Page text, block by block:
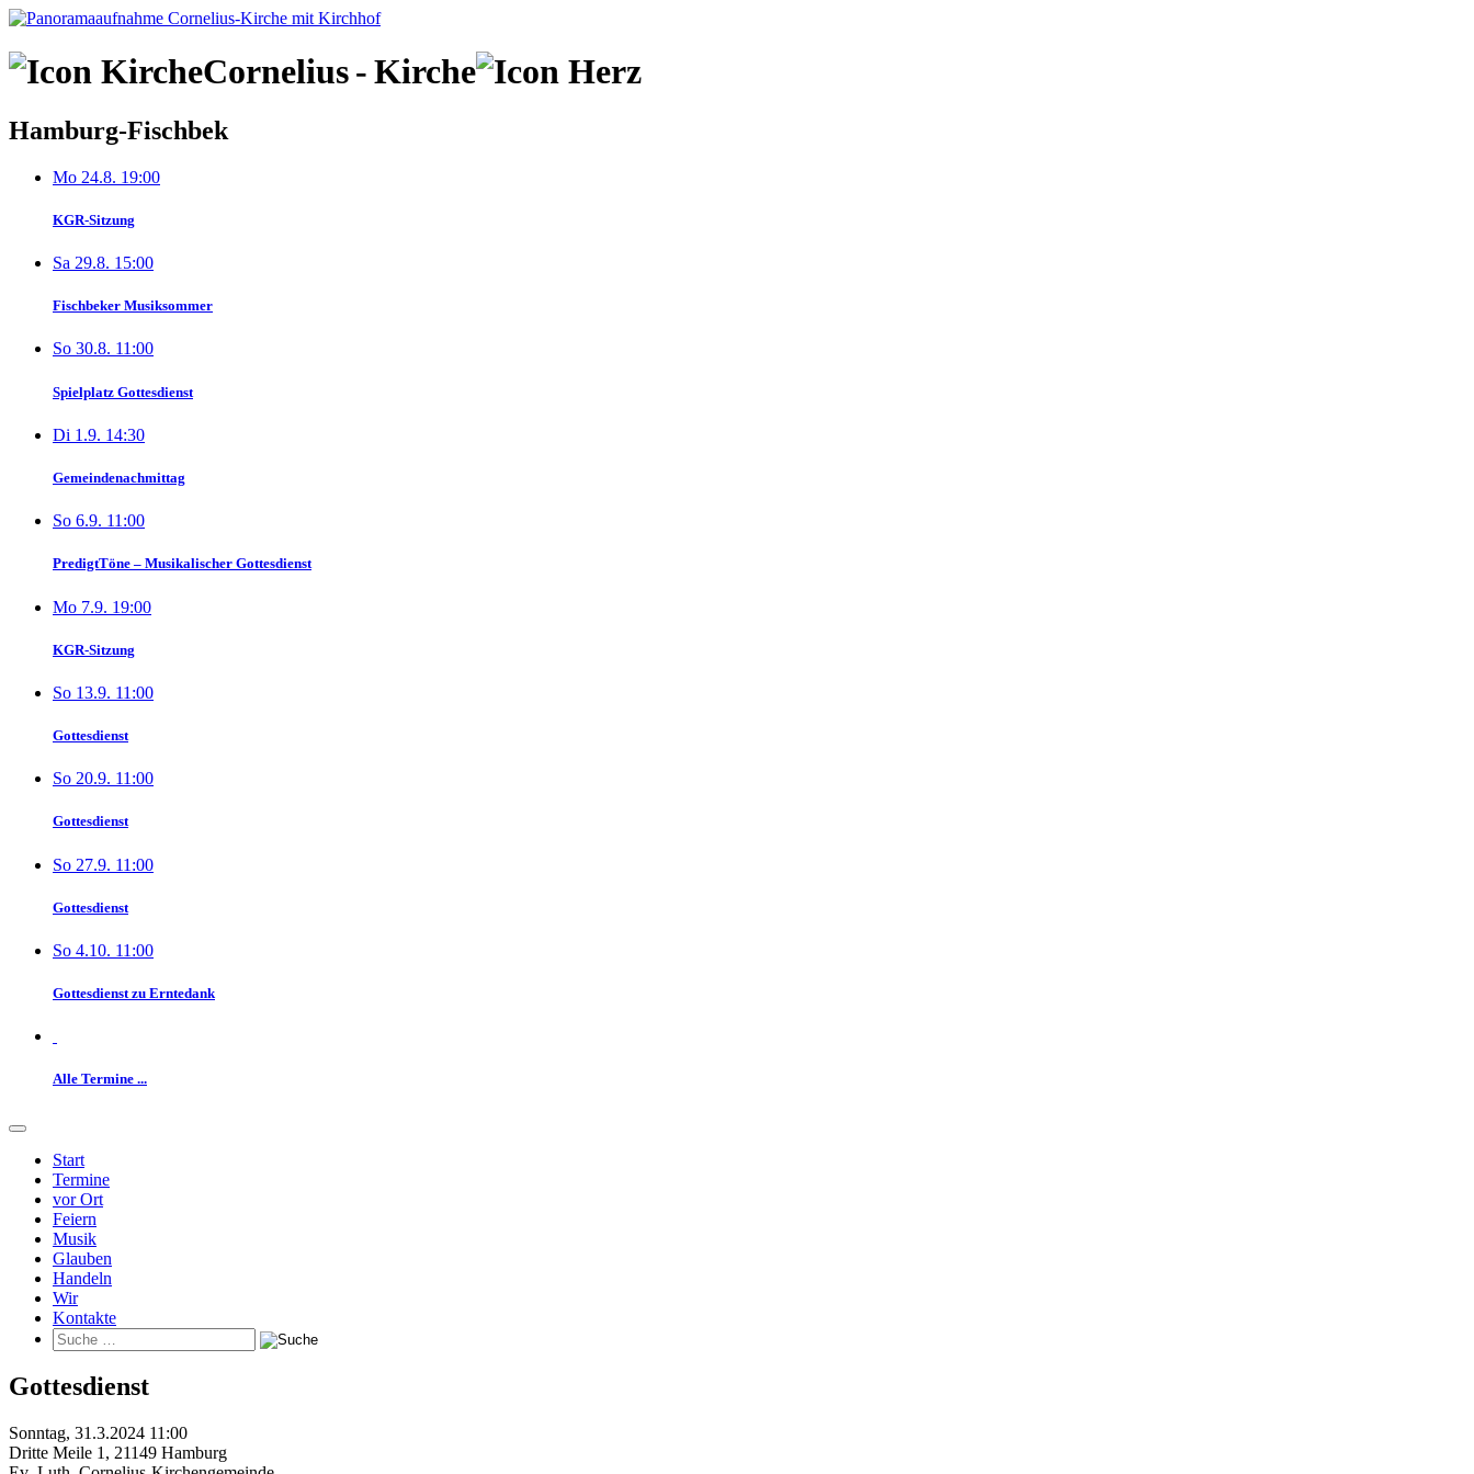
Skip
content
Cornelius-Kirche
Hamburg-Fischbek
Mo 24.8. 19:00
KGR-Sitzung
Sa 29.8. 15:00
Fischbeker Musiksommer
So 30.8. 11:00
Spielplatz Gottesdienst
Di 1.9. 14:30
Gemeindenachmittag
So 6.9. 11:00
PredigtTöne – Musikalischer Gottesdienst
Mo 7.9. 19:00
KGR-Sitzung
So 13.9. 11:00
Gottesdienst
So 20.9. 11:00
Gottesdienst
So 27.9. 11:00
Gottesdienst
So 4.10. 11:00
Gottesdienst zu Erntedank
Alle Termine ...
Start
Termine
vor Ort
Feiern
Musik
Glauben
Handeln
Wir
Kontakte
Gottesdienst
Sonntag, 31.3.2024 11:00
Dritte Meile 1 , 21149 Hamburg